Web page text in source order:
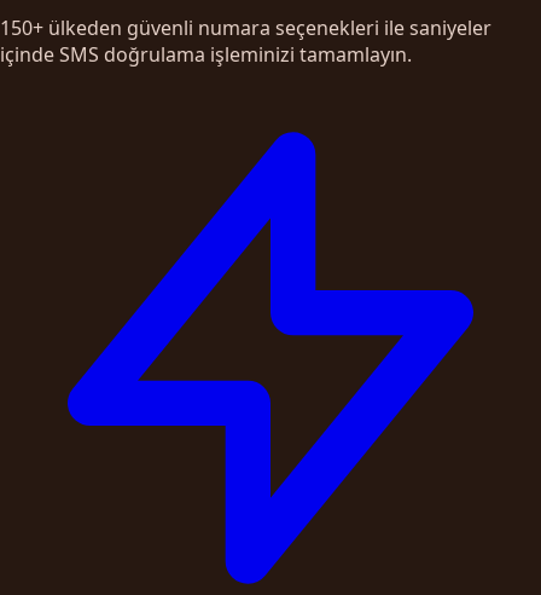
150+ ülkeden güvenli numara seçenekleri ile saniyeler
içinde SMS doğrulama işleminizi tamamlayın.